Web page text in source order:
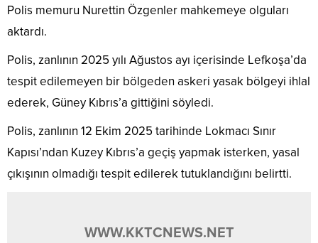
Polis memuru Nurettin Özgenler mahkemeye olguları
aktardı.
Polis, zanlının 2025 yılı Ağustos ayı içerisinde Lefkoşa’da
tespit edilemeyen bir bölgeden askeri yasak bölgeyi ihlal
ederek, Güney Kıbrıs’a gittiğini söyledi.
Polis, zanlının 12 Ekim 2025 tarihinde Lokmacı Sınır
Kapısı’ndan Kuzey Kıbrıs’a geçiş yapmak isterken, yasal
çıkışının olmadığı tespit edilerek tutuklandığını belirtti.
WWW.KKTCNEWS.NET